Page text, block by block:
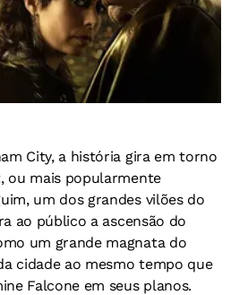
City, a história gira em torno
ou mais popularmente
um dos grandes vilões do
ao público a ascensão do
um grande magnata do
cidade ao mesmo tempo que
Falcone em seus planos.